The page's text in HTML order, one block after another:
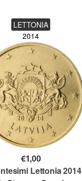
LETTONIA
2014
€1,00
Lettonia 2014